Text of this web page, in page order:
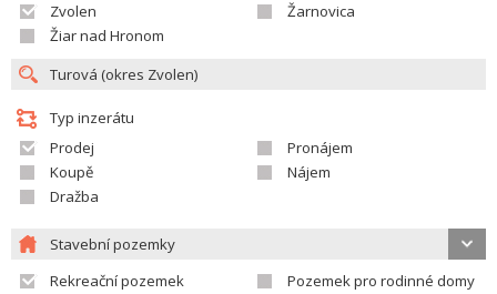
Zvolen
Žarnovica
Žiar nad Hronom
Typ inzerátu
Prodej
Pronájem
Koupě
Nájem
Dražba
Stavební pozemky
Rekreační pozemek
Pozemek pro rodinné domy